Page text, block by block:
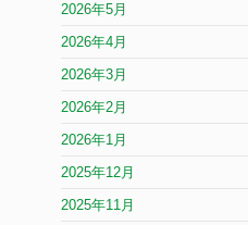
2026年5月
2026年4月
2026年3月
2026年2月
2026年1月
2025年12月
2025年11月